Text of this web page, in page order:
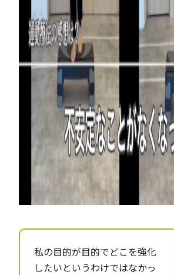
私の目的が目的でどこを強化
したいというわけではなかっ